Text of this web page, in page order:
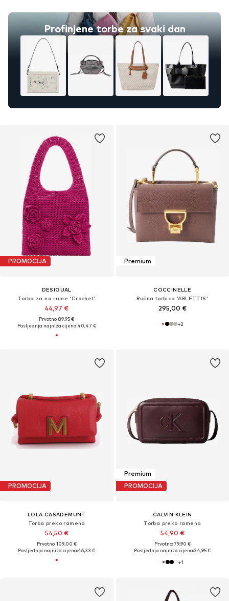
Profinjene torbe za svaki dan
PROMOCIJA
DESIGUAL
Torba za na rame 'Crochet'
44,97 €
Prvotno: 89,95 €
Posljednja najniža cijena:40,47 €
Premium
COCCINELLE
Ručna torbica 'ARLETTIS'
295,00 €
+2
PROMOCIJA
LOLA CASADEMUNT
Torba preko ramena
54,50 €
Prvotno: 109,00 €
Posljednja najniža cijena:46,33 €
Premium
PROMOCIJA
CALVIN KLEIN
Torba preko ramena
54,90 €
Prvotno: 79,90 €
Posljednja najniža cijena:34,95 €
+1